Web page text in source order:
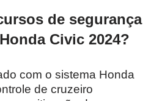
de segurança
Civic 2024?
com o sistema Honda
de cruzeiro